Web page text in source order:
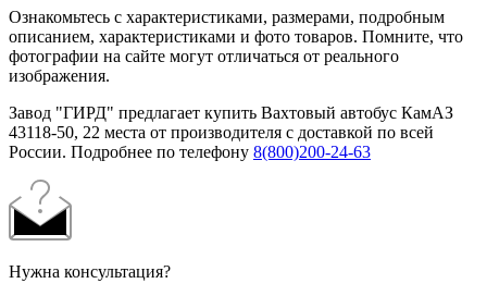
Ознакомьтесь с характеристиками, размерами, подробным
описанием, характеристиками и фото товаров. Помните, что
фотографии на сайте могут отличаться от реального
изображения.
Завод "ГИРД" предлагает купить Вахтовый автобус КамАЗ
43118-50, 22 места от производителя с доставкой по всей
России. Подробнее по телефону 8(800)200-24-63
Нужна консультация?